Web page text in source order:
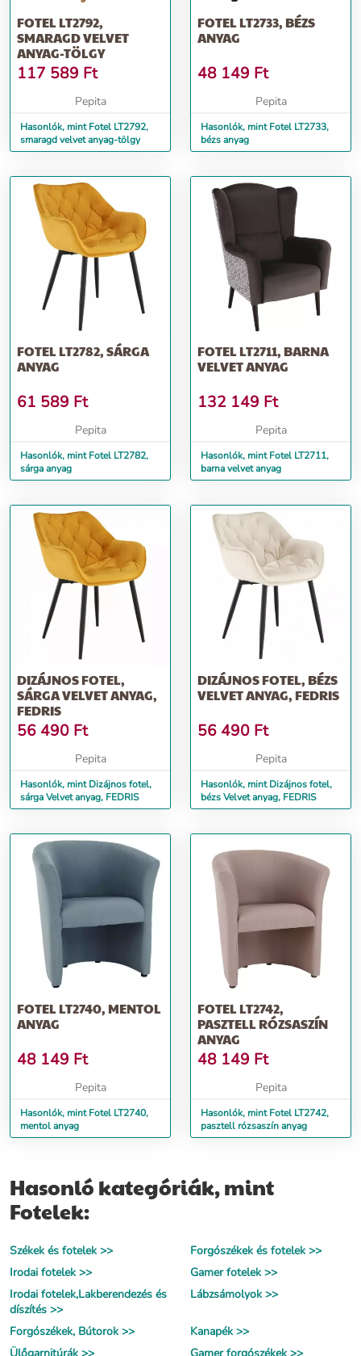
FOTEL LT2792,
SMARAGD VELVET
ANYAG-TÖLGY
117 589 Ft
Pepita
Hasonlók, mint Fotel LT2792,
smaragd velvet anyag-tölgy
FOTEL LT2733, BÉZS
ANYAG
48 149 Ft
Pepita
Hasonlók, mint Fotel LT2733,
bézs anyag
FOTEL LT2782, SÁRGA
ANYAG
61 589 Ft
Pepita
Hasonlók, mint Fotel LT2782,
sárga anyag
FOTEL LT2711, BARNA
VELVET ANYAG
132 149 Ft
Pepita
Hasonlók, mint Fotel LT2711,
barna velvet anyag
DIZÁJNOS FOTEL,
SÁRGA VELVET ANYAG,
FEDRIS
56 490 Ft
Pepita
Hasonlók, mint Dizájnos fotel,
sárga Velvet anyag, FEDRIS
DIZÁJNOS FOTEL, BÉZS
VELVET ANYAG, FEDRIS
56 490 Ft
Pepita
Hasonlók, mint Dizájnos fotel,
bézs Velvet anyag, FEDRIS
FOTEL LT2740, MENTOL
ANYAG
48 149 Ft
Pepita
Hasonlók, mint Fotel LT2740,
mentol anyag
FOTEL LT2742,
PASZTELL RÓZSASZÍN
ANYAG
48 149 Ft
Pepita
Hasonlók, mint Fotel LT2742,
pasztell rózsaszín anyag
Hasonló kategóriák, mint
Fotelek:
Székek és fotelek >>
Forgószékek és fotelek >>
Irodai fotelek >>
Gamer fotelek >>
Irodai fotelek,Lakberendezés és
díszítés >>
Lábzsámolyok >>
Forgószékek, Bútorok >>
Kanapék >>